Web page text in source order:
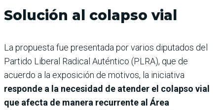
Solución al colapso vial
La propuesta fue presentada por varios diputados del
Partido Liberal Radical Auténtico (PLRA), que de
acuerdo a la exposición de motivos, la iniciativa
responde a la necesidad de atender el colapso vial
que afecta de manera recurrente al Área